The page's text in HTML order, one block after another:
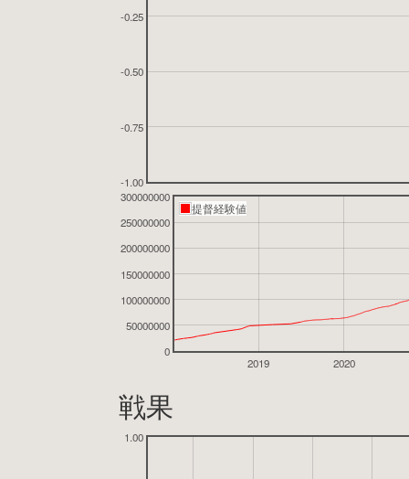
-1.00
-0.75
-0.50
-0.25
2019 2020
0
50000000
100000000
150000000
200000000
250000000
300000000
提督経験値
戦果
1.00